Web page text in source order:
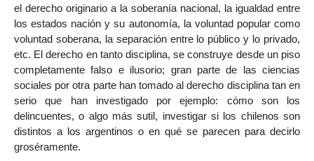
el derecho originario a la soberanía nacional, la igualdad entre
los estados nación y su autonomía, la voluntad popular como
voluntad soberana, la separación entre lo público y lo privado,
etc. El derecho en tanto disciplina, se construye desde un piso
completamente falso e ilusorio; gran parte de las ciencias
sociales por otra parte han tomado al derecho disciplina tan en
serio que han investigado por ejemplo: cómo son los
delincuentes, o algo más sutil, investigar si los chilenos son
distintos a los argentinos o en qué se parecen para decirlo
groséramente.